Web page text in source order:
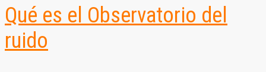
Qué es el Observatorio del
ruido